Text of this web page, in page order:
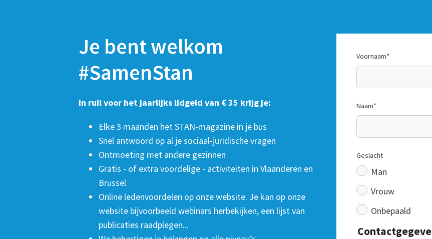
Je bent welkom
#SamenStan
In ruil voor het jaarlijks lidgeld van € 35 krijg je:
Elke 3 maanden het STAN-magazine in je bus
Snel antwoord op al je sociaal-juridische vragen
Ontmoeting met andere gezinnen
Gratis - of extra voordelige - activiteiten in Vlaanderen en
Brussel
Online ledenvoordelen op onze website. Je kan op onze
website bijvoorbeeld webinars herbekijken, een lijst van
publicaties raadplegen...
Voornaam*
Naam*
Geslacht
Man
Vrouw
Onbepaald